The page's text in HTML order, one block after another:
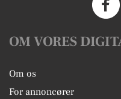
OM VORES
Om os
For annoncører